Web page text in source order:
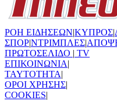
ΡΟΗ ΕΙΔΗΣΕΩΝ|ΚΥΠΡΟΣ|
ΣΠΟΡ|ΝΤΡΙΜΠΛΕΣ|
ΠΡΩΤΟΣΕΛΙΔΟ | TV
ΕΠΙΚΟΙΝΩΝΙΑ|
TAYTOTHTA|
ΟΡΟΙ ΧΡΗΣΗΣ|
COOKIES|